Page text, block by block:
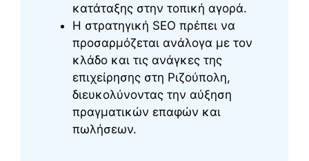
κατάταξης στην τοπική αγορά.
Η στρατηγική SEO πρέπει να
προσαρμόζεται ανάλογα με τον
κλάδο και τις ανάγκες της
επιχείρησης στη Ριζούπολη,
διευκολύνοντας την αύξηση
πραγματικών επαφών και
πωλήσεων.